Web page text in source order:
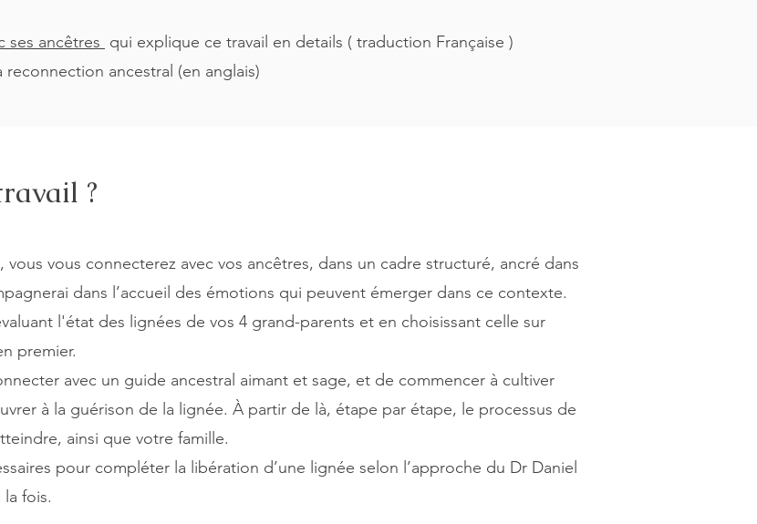
ses ancêtres qui explique ce travail en details ( traduction Française )
reconnection ancestral (en anglais)
?
vous connecterez avec vos ancêtres, dans un cadre structuré, ancré dans
dans l’accueil des émotions qui peuvent émerger dans ce contexte.
l'état des lignées de vos 4 grand-parents et en choisissant celle sur
premier.
avec un guide ancestral aimant et sage, et de commencer à cultiver
à la guérison de la lignée. À partir de là, étape par étape, le processus de
ainsi que votre famille.
pour compléter la libération d’une lignée selon l’approche du Dr Daniel
fois.